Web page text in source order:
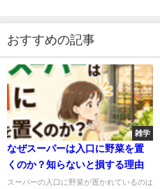
おすすめの記事
雑学
なぜスーパーは入口に野菜を置
くのか？知らないと損する理由
スーパーの入口に野菜が置かれているのは